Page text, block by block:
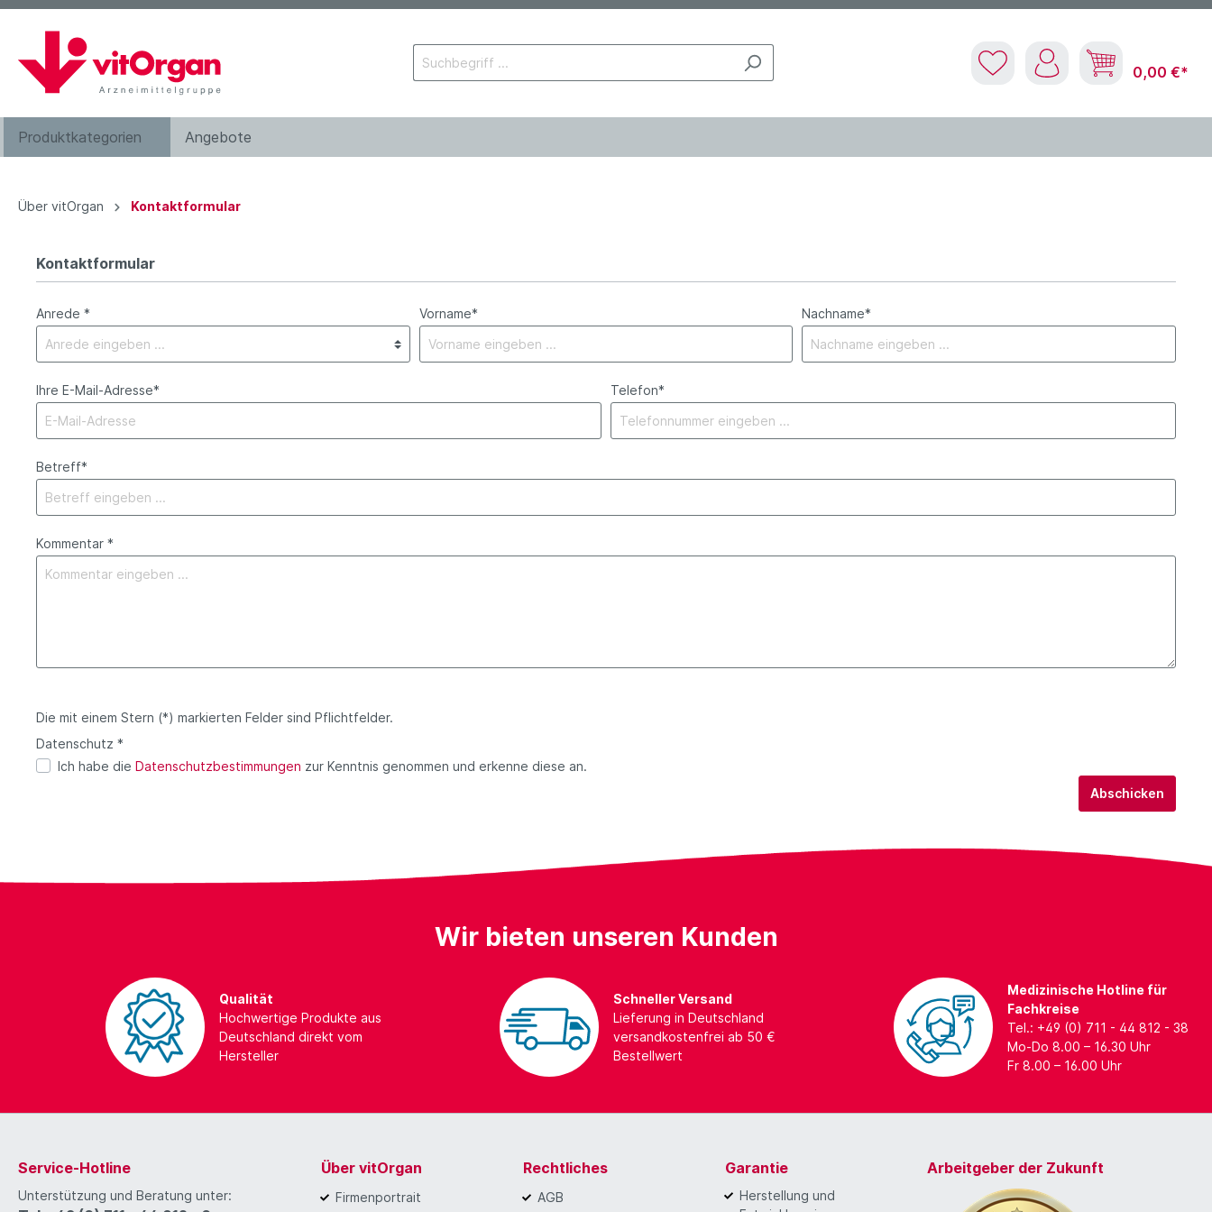
0,00 €*
Produktkategorien
Bachblütenkomplexe
Haarwasser
Kosmetik
Nahrungsergänzung
Zahnpflege
Hilfsmittel
Apothekenpflichtige Präparate
Tier-Arzneimittel
Angebote
Über vitOrgan Kontaktformular
Kontaktformular
Anrede * Vorname* Nachname*
Ihre E-Mail-Adresse* Telefon*
Betreff*
Kommentar *
Die mit einem Stern (*) markierten Felder sind Pflichtfelder.
Datenschutz *
Ich habe die Datenschutzbestimmungen zur Kenntnis genommen und erkenne diese an.
Abschicken
Wir bieten unseren Kunden
Qualität
Hochwertige Produkte aus
Deutschland direkt vom
Hersteller
Schneller Versand
Lieferung in Deutschland
versandkostenfrei ab 50 €
Bestellwert
Medizinische Hotline für
Fachkreise
Tel.: +49 (0) 711 - 44 812 - 38
Mo-Do 8.00 – 16.30 Uhr
Fr 8.00 – 16.00 Uhr
Service-Hotline
Unterstützung und Beratung unter:
Über vitOrgan
Firmenportrait
Rechtliches
AGB
Garantie
Herstellung und
Arbeitgeber der Zukunft